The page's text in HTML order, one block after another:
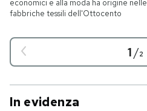
economici e alla moda ha origine nelle
fabbriche tessili dell'Ottocento
1/2
In evidenza